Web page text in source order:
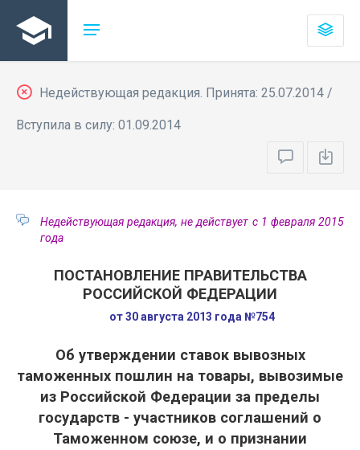
Недействующая редакция. Принята: 25.07.2014 /
Вступила в силу: 01.09.2014
Недействующая редакция, не действует с 1 февраля 2015
года
ПОСТАНОВЛЕНИЕ ПРАВИТЕЛЬСТВА
РОССИЙСКОЙ ФЕДЕРАЦИИ
от 30 августа 2013 года №754
Об утверждении ставок вывозных
таможенных пошлин на товары, вывозимые
из Российской Федерации за пределы
государств - участников соглашений о
Таможенном союзе, и о признании